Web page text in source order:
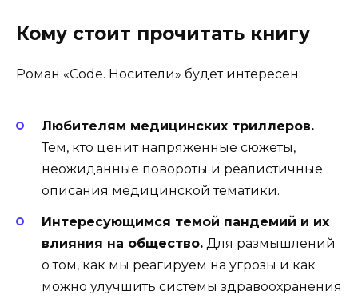
Кому стоит прочитать книгу
Роман «Code. Носители» будет интересен:
Любителям медицинских триллеров.
Тем, кто ценит напряженные сюжеты,
неожиданные повороты и реалистичные
описания медицинской тематики.
Интересующимся темой пандемий и их
влияния на общество. Для размышлений
о том, как мы реагируем на угрозы и как
можно улучшить системы здравоохранения